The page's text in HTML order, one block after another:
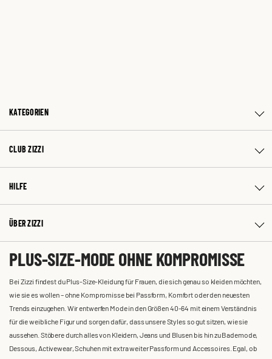
KATEGORIEN
CLUB ZIZZI
HILFE
ÜBER ZIZZI
PLUS-SIZE-MODE OHNE KOMPROMISSE
Bei Zizzi findest du Plus-Size-Kleidung für Frauen, die sich genau so kleiden möchten,
wie sie es wollen – ohne Kompromisse bei Passform, Komfort oder den neuesten
Trends einzugehen. Wir entwerfen Mode in den Größen 40-64 mit einem Verständnis
für die weibliche Figur und sorgen dafür, dass unsere Styles so gut sitzen, wie sie
aussehen. Stöbere durch alles von Kleidern, Jeans und Blusen bis hin zu Bademode,
Dessous, Activewear, Schuhen mit extra weiter Passform und Accessoires. Egal, ob